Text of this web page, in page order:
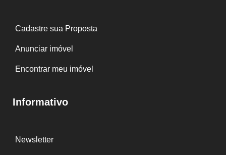
Cadastre sua Proposta
Anunciar imóvel
Encontrar meu imóvel
Informativo
Newsletter